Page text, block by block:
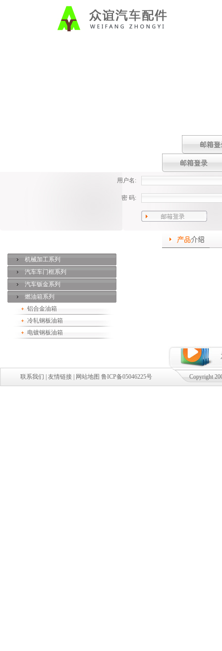
用户名:
密 码:
机械加工系列
汽车车门框系列
汽车钣金系列
燃油箱系列
铝合金油箱
冷轧钢板油箱
电镀钢板油箱
联系我们 友情链接 网站地图 鲁ICP备05046225号 Copyright